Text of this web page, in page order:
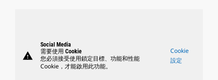
warning
Social Media
需要使用 Cookie
您必須接受使用鎖定目標、功能和性能
Cookie，才能啟用此功能。
Cookie
設定